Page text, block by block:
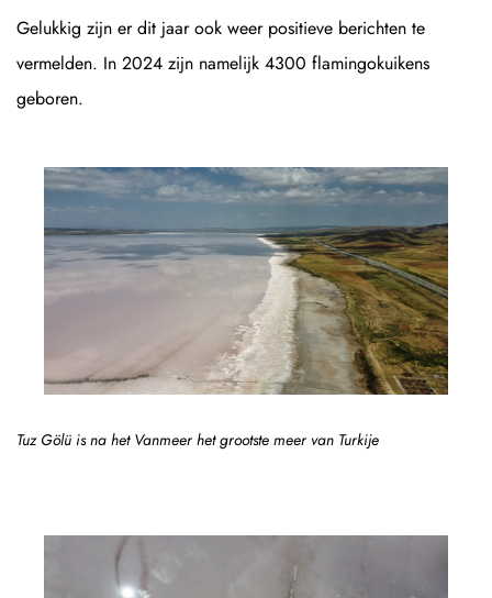
Gelukkig zijn er dit jaar ook weer positieve berichten te
vermelden. In 2024 zijn namelijk 4300 flamingokuikens
geboren.
Tuz Gölü is na het Vanmeer het grootste meer van Turkije